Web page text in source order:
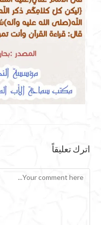
اترك تعليقاً